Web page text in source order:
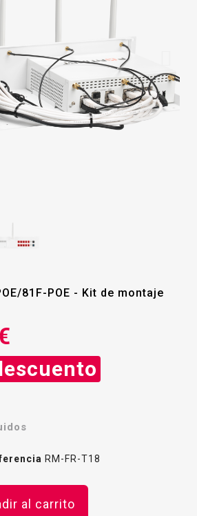
81F-POE - Kit de montaje
RM-FR-T18
al carrito